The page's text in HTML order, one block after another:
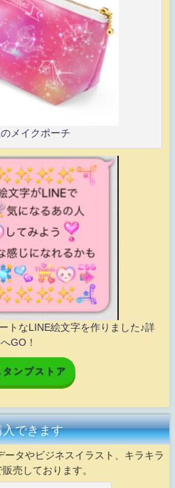
メイクポーチ
トなLINE絵文字を作りました♪詳
GO！
ンプストア
入できます
タやビジネスイラスト、キラキラ
売しております。